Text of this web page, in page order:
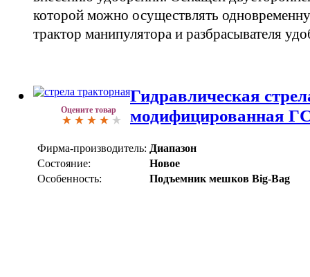
которой можно осуществлять
трактор манипулятора и разбрасывателя
Оцените товар
Гидравлическая
модифицированная
Фирма-производитель: Диапазон
Состояние:
Новое
Особенность:
Подъемник мешков Big-Bag